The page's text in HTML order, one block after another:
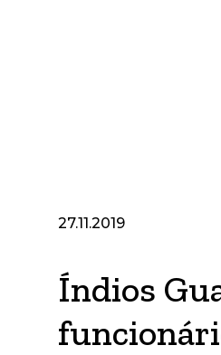
27.11.2019
Índios